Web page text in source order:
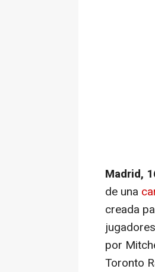
Madrid,
de una
creada
por
Toronto